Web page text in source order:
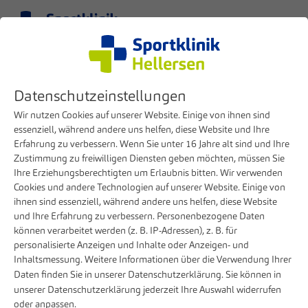
Sportklinik Hellersen und Märkische Gesundheitsholding entwickeln
Zusammenarbeit zur Stärkung der Gesundheitsversorgung im Märkischen
Kreis weiter
13. JANUAR 2026
Sportklinik Hellersen und Märkische
Gesundheitsholding entwickeln
Zusammenarbeit zur Stärkung der
Gesundheitsversorgung im Märkischen
Kreis weiter
Datenschutzeinstellungen
Wir nutzen Cookies auf unserer Website. Einige von ihnen sind
essenziell, während andere uns helfen, diese Website und Ihre
Erfahrung zu verbessern. Wenn Sie unter 16 Jahre alt sind und Ihre
Zustimmung zu freiwilligen Diensten geben möchten, müssen Sie
Ihre Erziehungsberechtigten um Erlaubnis bitten. Wir verwenden
Cookies und andere Technologien auf unserer Website. Einige von
ihnen sind essenziell, während andere uns helfen, diese Website
und Ihre Erfahrung zu verbessern. Personenbezogene Daten
können verarbeitet werden (z. B. IP-Adressen), z. B. für
personalisierte Anzeigen und Inhalte oder Anzeigen- und
Inhaltsmessung. Weitere Informationen über die Verwendung Ihrer
Daten finden Sie in unserer Datenschutzerklärung. Sie können in
unserer Datenschutzerklärung jederzeit Ihre Auswahl widerrufen
oder anpassen.